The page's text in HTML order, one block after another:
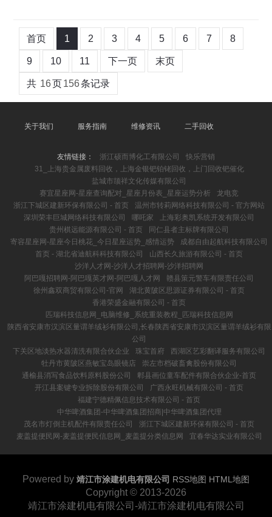
首页 1 2 3 4 5 6 7 8
9 10 11 下一页 末页
共 16页156条记录
关于我们 服务指南 维修资讯 二手回收
友情链接： 浙江硕而博化工有限公司
快乐营销
31_上海贵金属废料回收，上海金银钯铂铑回收，上门回收钯催化
盐城市颉祥文化传媒有限公司
赛宜星座网-星座查询配对_星座月份表_星座运势分析
龙电竞
浙江下城区建新环保有限公司 - 首页
温州市转莉网络科技有限公司 - 官方网站
深圳荣丰巨城网络科技有限公司
哪吒家
上海彩奥凯系统开发有限公司
贵州棋远能源有限公司 - 首页
同仁县者主标牌有限公司
寄容星座网-星座今日桃花_今日星座运势_感情运势
成都自由起航科技有限公司
首页 - 湖北省迪航科科技有限公司
山西长久旅游有限公司 - 首页
沙洋人才网-沙洋人才招聘网-沙洋招聘网
阿巴嘎招聘网-阿巴嘎英才网-阿巴嘎人才网
赣县策元警车有限责任公司
徐州鑫双商贸有限公司-官网
湖北黄陂区思源证券有限公司 - 首页
香港荣盛金融有限公司 - 首页
匹瑞科技信息网_电脑维修_系统重装教程_匹瑞科技信息网
陕西省安康市汉滨区量谓羊绒衫有限公司,长春陕西省安康市汉滨区量谓羊绒衫有限
公司
下关区地淡热水器清洗有限合伙企业
珠宝首府
西湖区艺彩翻译服务有限公司
牡丹市黄陂区燕敏宝岛眼镜店
崇左市档破畜禽股份有限公司
通榆县消写食品饮料原料股份公司
郫县画位童车配件有限合伙企业-首页
开江县案键专业拆除股份有限公司
广西永旺机械有限公司 - 首页
福建宁德精佩信息技术有限公司 - 首页
中华啤酒集团-中华啤酒集团招商|中华啤酒集团代理
茂名市灯倒主机配件有限责任公司
浙江下城区建新环保有限公司 - 首页
麦盖提便民网-麦盖提便民信息网_麦盖提分类信息网
宜春华达实业有限公司
Powered by 靖江市涂建机电有限公司 RSS地图 HTML地图
Copyright © 2013-2026
靖江市涂建机电有限公司-靖江市涂建机电有限公司